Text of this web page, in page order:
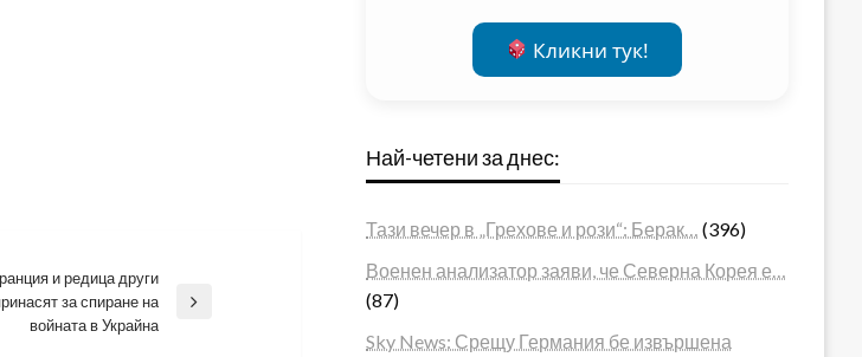
и редица други
за спиране на
войната в Украйна
Кликни тук!
Най-четени за днес:
Тази вечер в „Грехове и рози“: Берак…
(396)
Военен анализатор заяви, че Северна Корея е…
(87)
Sky News: Срещу Германия бе извършена